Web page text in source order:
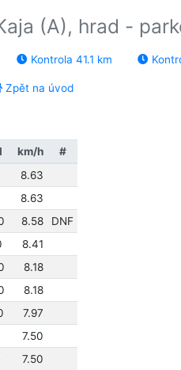
(A), hrad -
Kontrola 41.1 km
Zpět na úvod
km/h
#
8.63
8.63
8.58
DNF
8.41
8.18
8.18
7.97
7.50
7.50